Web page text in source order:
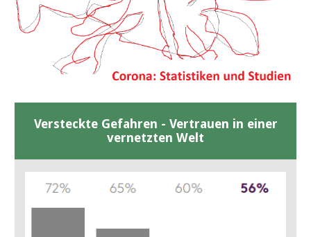
Versteckte Gefahren - Vertrauen in einer
vernetzten Welt